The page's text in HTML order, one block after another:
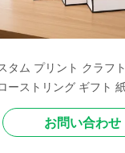
タム プリント クラフ
ーストリング ギフト
しい カスタマイズ クラ
服 靴 梱包お問い合わせ